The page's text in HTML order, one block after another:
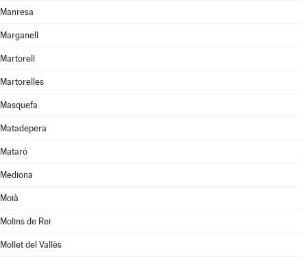
Manresa
Marganell
Martorell
Martorelles
Masquefa
Matadepera
Mataró
Mediona
Moià
Molins de Rei
Mollet del Vallès